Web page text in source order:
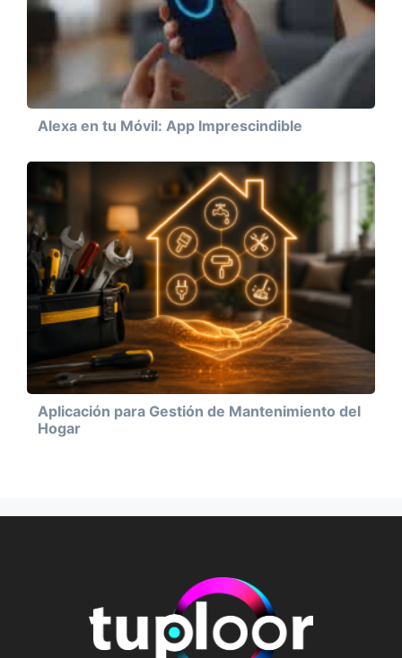
Alexa en tu Móvil: App Imprescindible
Aplicación para Gestión de Mantenimiento del
Hogar